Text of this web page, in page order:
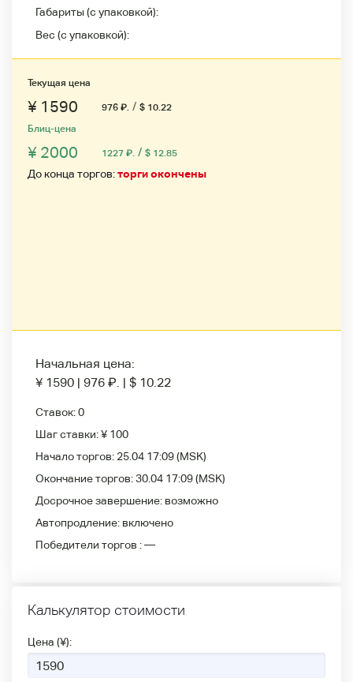
Габариты (с упаковкой):
Вес (с упаковкой):
Текущая цена
¥ 1590 976 ₽. / $ 10.22
Блиц-цена
¥ 2000 1227 ₽. / $ 12.85
До конца торгов:торги окончены
Начальная цена:
¥ 1590 | 976 ₽. | $ 10.22
Ставок:0
Шаг ставки:¥ 100
Начало торгов: 25.04 17:09(MSK)
Окончание торгов:30.04 17:09(MSK)
Досрочное завершение: возможно
Автопродление: включено
Победители
торгов :—
Калькулятор стоимости
Цена (¥):